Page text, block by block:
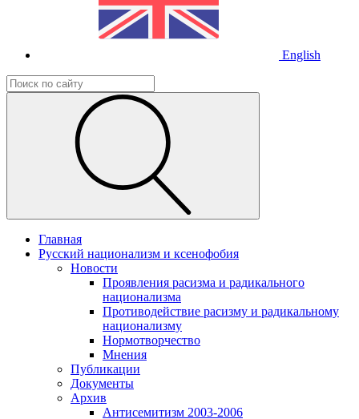
English
Главная
Русский национализм и ксенофобия
Новости
Проявления расизма и радикального
национализма
Противодействие расизму и радикальному
национализму
Нормотворчество
Мнения
Публикации
Документы
Архив
Антисемитизм 2003-2006